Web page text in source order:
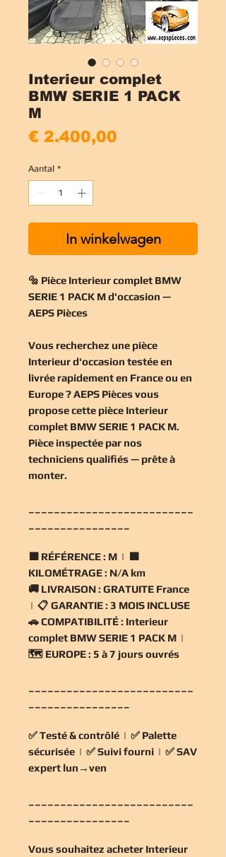
Interieur complet
BMW SERIE 1 PACK
M
€ 2.400,00
Aantal *
In winkelwagen
🔩 Pièce Interieur complet BMW
SERIE 1 PACK M d'occasion —
AEPS Pièces
Vous recherchez une pièce
Interieur d'occasion testée en
livrée rapidement en France ou en
Europe ? AEPS Pièces vous
propose cette pièce Interieur
complet BMW SERIE 1 PACK M.
Pièce inspectée par nos
techniciens qualifiés — prête à
monter.
🟧 RÉFÉRENCE : M | 🟧
KILOMÉTRAGE : N/A km
🚚 LIVRAISON : GRATUITE France
| 📋 GARANTIE : 3 MOIS INCLUSE
🚗COMPATIBILITÉ : Interieur
complet BMW SERIE 1 PACK M |
🗺️ EUROPE : 5 à 7 jours ouvrés
✅Testé & contrôlé | ✅ Palette
sécurisée | ✅Suivi fourni | ✅SAV
expert lun→ven
Vous souhaitez acheter Interieur